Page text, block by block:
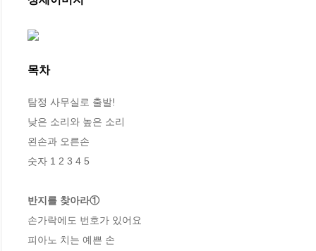
목차
탐정 사무실로 출발!
낮은 소리와 높은 소리
왼손과 오른손
숫자 1 2 3 4 5
반지를 찾아라①
손가락에도 번호가 있어요
피아노 치는 예쁜 손